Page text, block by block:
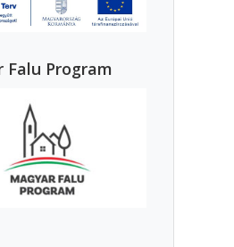
Falu Program